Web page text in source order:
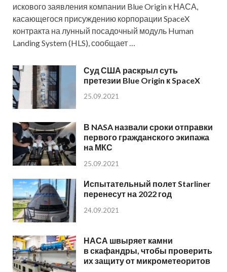
искового заявления компании Blue Origin к НАСА,
касающегося присуждению корпорации SpaceX
контракта на лунный посадочный модуль Human
Landing System (HLS), сообщает …
Суд США раскрыл суть
претезии Blue Origin к SpaceX
25.09.2021
В NASA назвали сроки отправки
первого гражданского экипажа
на МКС
25.09.2021
Испытательный полет Starliner
перенесут на 2022 год
24.09.2021
НАСА швыряет камни
в скафандры, чтобы проверить
их защиту от микрометеоритов